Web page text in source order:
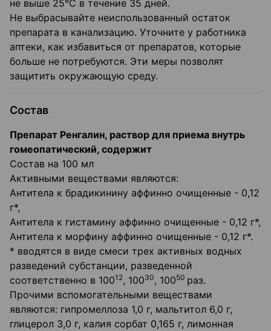
не выше 25°C в течение 35 дней.
Не выбрасывайте неиспользованный остаток
препарата в канализацию. Уточните у работника
аптеки, как избавиться от препаратов, которые
больше не потребуются. Эти меры позволят
защитить окружающую среду.
Состав
Препарат Ренгалин, раствор для приема внутрь
гомеопатический, содержит
Состав на 100 мл
Активными веществами являются:
Антитела к брадикинину аффинно очищенные - 0,12
г*,
Антитела к гистамину аффинно очищенные - 0,12 г*,
Антитела к морфину аффинно очищенные - 0,12 г*.
* вводятся в виде смеси трех активных водных
разведений субстанции, разведенной
соответственно в 10012, 10030, 10050 раз.
Прочими вспомогательными веществами
являются: гипромеллоза 1,0 г, мальтитол 6,0 г,
глицерол 3,0 г, калия сорбат 0,165 г, лимонная